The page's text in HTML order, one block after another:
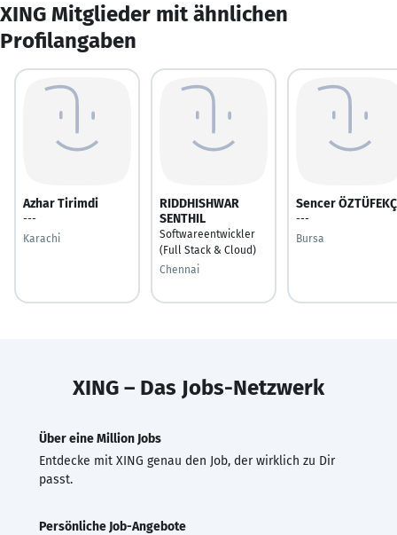
XING Mitglieder mit ähnlichen
Profilangaben
Azhar Tirimdi
---
Karachi
RIDDHISHWAR
SENTHIL
Softwareentwickler
(Full Stack & Cloud)
Chennai
Sencer
---
Bursa
XING – Das Jobs-Netzwerk
Über eine Million Jobs
Entdecke mit XING genau den Job, der wirklich zu Dir
passt.
Persönliche Job-Angebote